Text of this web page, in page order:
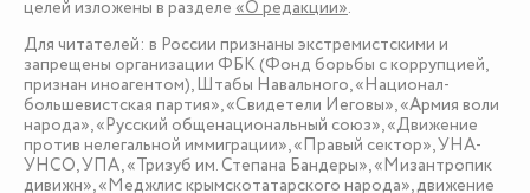
целей изложены в разделе «О редакции».
Для читателей: в России признаны экстремистскими и
запрещены организации ФБК (Фонд борьбы с коррупцией,
признан иноагентом), Штабы Навального, «Национал-
большевистская партия», «Свидетели Иеговы», «Армия воли
народа», «Русский общенациональный союз», «Движение
против нелегальной иммиграции», «Правый сектор», УНА-
УНСО, УПА, «Тризуб им. Степана Бандеры», «Мизантропик
дивижн», «Меджлис крымскотатарского народа», движение